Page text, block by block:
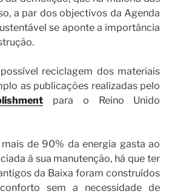
a par dos objectivos da Agenda
se aponte a importância
reciclagem dos materiais
as publicações realizadas pelo
para o Reino Unido
de 90% da energia gasta ao
à sua manutenção, há que ter
da Baixa foram construídos
sem a necessidade de